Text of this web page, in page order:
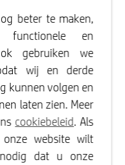
beter te maken,
en
gebruiken we
wij en derde
kunnen volgen en
laten zien. Meer
cookiebeleid. Als
website wilt
dat u onze